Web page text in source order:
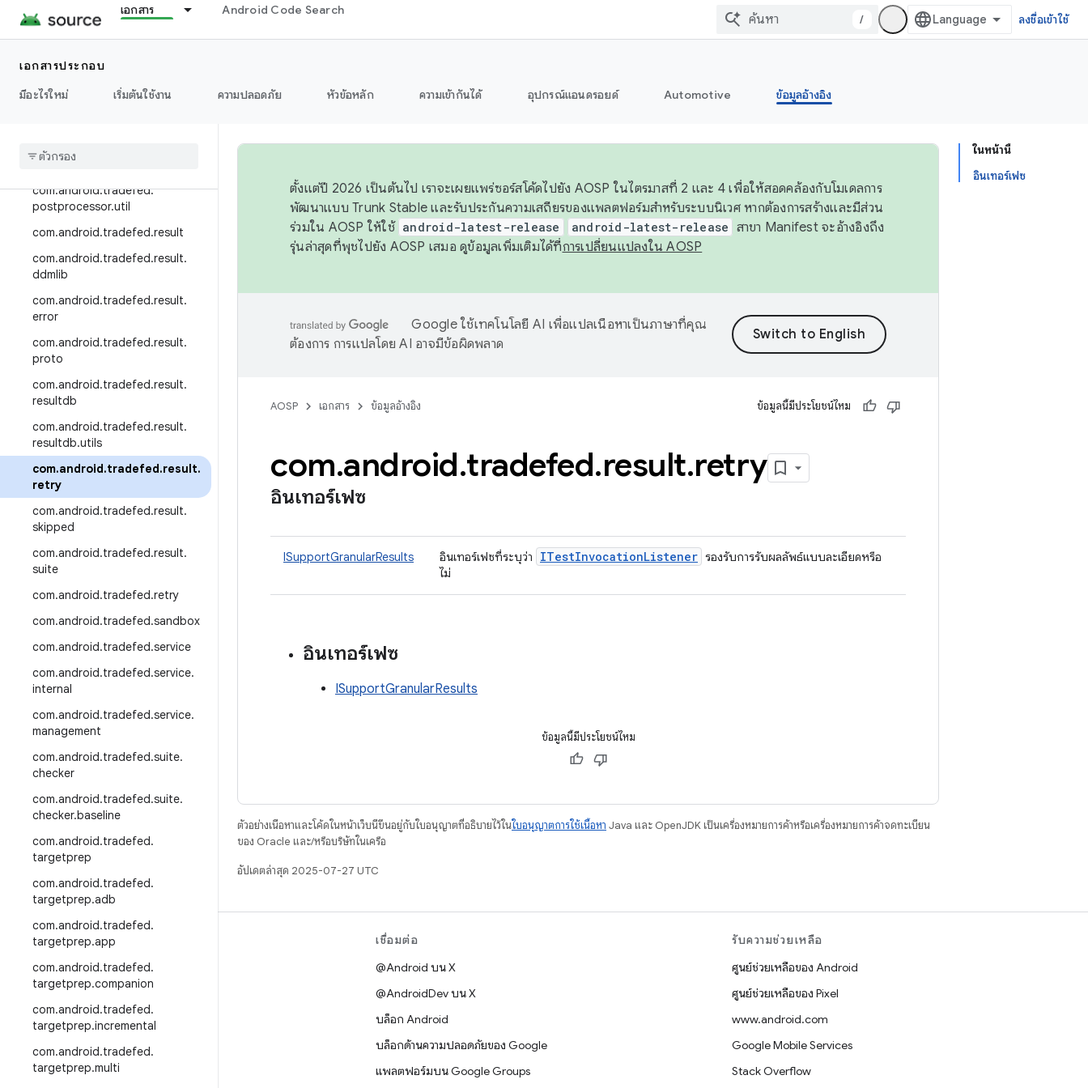
เอกสาร Android Code Search
/ ลงชื่อเข้าใช้
เอกสารประกอบ
มีอะไรใหม่
เริ่มต้นใช้งาน ความปลอดภัย หัวข้อหลัก ความเข้ากันได้ อุปกรณ์แอนดรอยด์ Automotive ข้อมูลอ้างอิง
com.android.tradefed.lite
com.android.tradefed.log
com.android.tradefed.monitorin
com
postprocessor
com.android.tradefed.
postprocessor.util
com.android.tradefed.result
com.android.tradefed.result.
ddmlib
com.android.tradefed.result.
error
com.android.tradefed.result.
proto
com.android.tradefed.result.
resultdb
com.android.tradefed.result.
resultdb.utils
com.android.tradefed.result.
retry
com.android.tradefed.result.
skipped
com.android.tradefed.result.
suite
com.android.tradefed.retry
com.android.tradefed.sandbox
com.android.tradefed.service
com.android.tradefed.service.
internal
com.android.tradefed.service.
management
com.android.tradefed.suite.
checker
com.android.tradefed.suite.
checker.baseline
com.android.tradefed.
targetprep
com.android.tradefed.
targetprep.adb
com.android.tradefed.
targetprep.app
com.android.tradefed.
targetprep.companion
com.android.tradefed.
targetprep.incremental
com.android.tradefed.
targetprep.multi
ในหน้านี้
อินเทอร์เฟซ
ตั้งแต่ปี 2026 เป็นต้นไป เราจะเผยแพร่ซอร์สโค้ดไปยัง AOSP ในไตรมาสที่ 2 และ 4 เพื่อให้สอดคล้องกับโมเดลการ
พัฒนาแบบ Trunk Stable และรับประกันความเสถียรของแพลตฟอร์มสำหรับระบบนิเวศ หากต้องการสร้างและมีส่วน
ร่วมใน AOSP ให้ใช้ android-latest-release android-latest-release สาขา Manifest จะอ้างอิงถึง
รุ่นล่าสุดที่พุชไปยัง AOSP เสมอ ดูข้อมูลเพิ่มเติมได้ที่การเปลี่ยนแปลงใน AOSP
Google ใช้เทคโนโลยี AI เพื่อแปลเนื้อหาเป็นภาษาที่คุณ
ต้องการ การแปลโดย AI อาจมีข้อผิดพลาด
AOSP เอกสาร ข้อมูลอ้างอิง ข้อมูลนี้มีประโยชน์ไหม
com.android.tradefed.result.retry
อินเทอร์เฟซ
ISupportGranularResults อินเทอร์เฟซที่ระบุว่า ITestInvocationListener รองรับการรับผลลัพธ์แบบละเอียดหรือ
ไม่
อินเทอร์เฟซ
ISupportGranularResults
ข้อมูลนี้มีประโยชน์ไหม
ตัวอย่างเนื้อหาและโค้ดในหน้าเว็บนี้ขึ้นอยู่กับใบอนุญาตที่อธิบายไว้ในใบอนุญาตการใช้เนื้อหา Java และ OpenJDK เป็นเครื่องหมายการค้าหรือเครื่องหมายการค้าจดทะเบียน
ของ Oracle และ/หรือบริษัทในเครือ
อัปเดตล่าสุด 2025-07-27 UTC
บิวด์
ที่เก็บสำหรับ Android
ข้อกำหนด
ดาวน์โหลด
แสดงพรีวิวไบนารี
อิมเมจเวอร์ชันโรงงาน
เชื่อมต่อ
@Android บน X
@AndroidDev บน X
บล็อก Android
บล็อกด้านความปลอดภัยของ Google
แพลตฟอร์มบน Google Groups
รับความช่วยเหลือ
ศูนย์ช่วยเหลือของ Android
ศูนย์ช่วยเหลือของ Pixel
www.android.com
Google Mobile Services
Stack Overflow